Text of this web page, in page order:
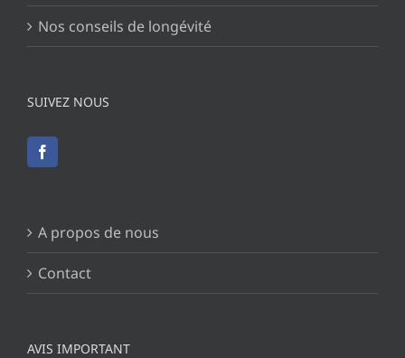
Nos conseils de longévité
SUIVEZ NOUS
A propos de nous
Contact
AVIS IMPORTANT